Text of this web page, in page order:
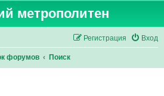
метрополитен
Вход
Регистрация
форумов Поиск